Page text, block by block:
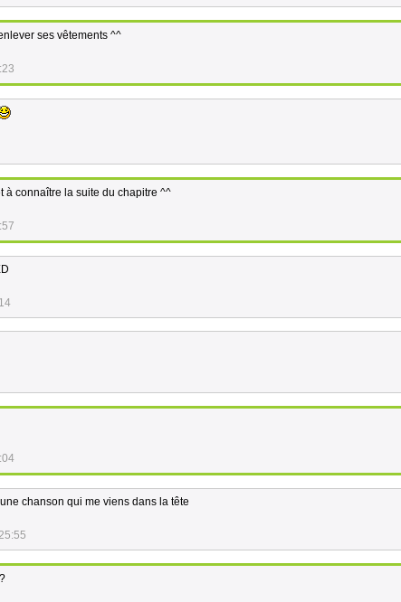
ses vêtements ^^
à connaître la suite du chapitre ^^
chanson qui me viens dans la tête